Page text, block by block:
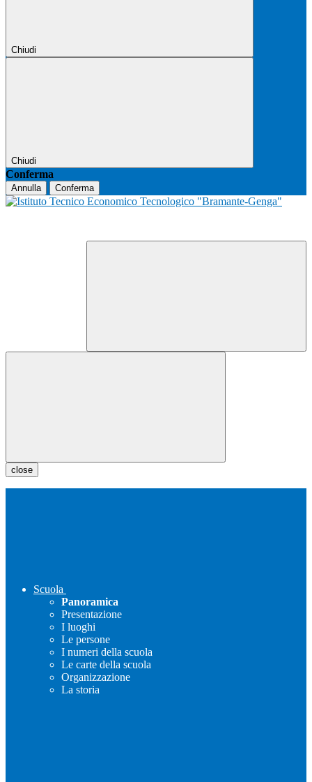
Chiudi
Chiudi
Conferma
Annulla Conferma
close
Scuola
Panoramica
Presentazione
I luoghi
Le persone
I numeri della scuola
Le carte della scuola
Organizzazione
La storia